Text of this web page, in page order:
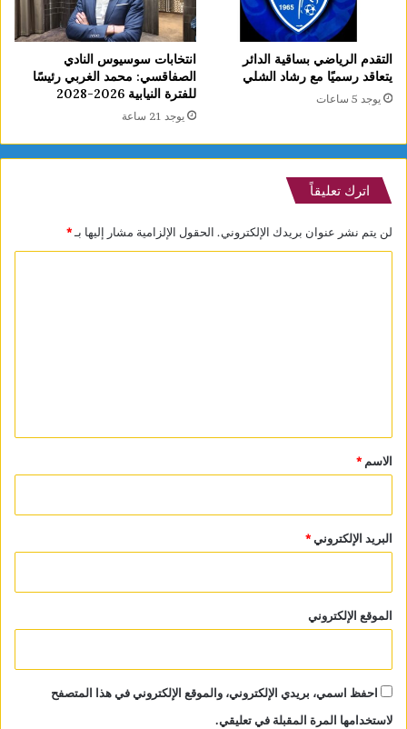
التقدم الرياضي بساقية الدائر
يتعاقد رسميًا مع رشاد الشلي
يوجد 5 ساعات
انتخابات سوسيوس النادي
الصفاقسي: محمد الغربي رئيسًا
للفترة النيابية 2026-2028
يوجد 21 ساعة
اترك تعليقاً
لن يتم نشر عنوان بريدك الإلكتروني. الحقول الإلزامية مشار إليها بـ*
*
الاسم *
البريد الإلكتروني*
الموقع الإلكتروني
احفظ اسمي، بريدي الإلكتروني، والموقع الإلكتروني في هذا المتصفح
لاستخدامها المرة المقبلة في تعليقي.